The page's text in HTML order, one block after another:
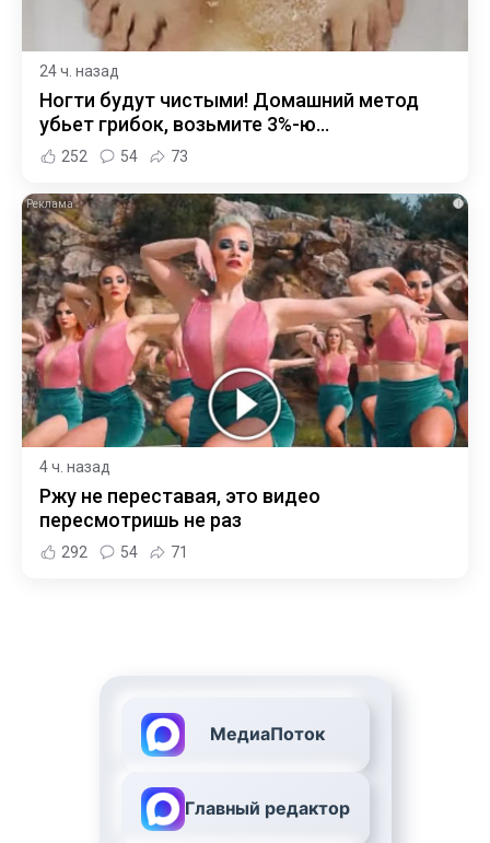
24 ч. назад
Ногти будут чистыми! Домашний метод
убьет грибок, возьмите 3%-ю…
252 54 73
i
4 ч. назад
Ржу не переставая, это видео
пересмотришь не раз
292 54 71
МедиаПоток
Главный редактор